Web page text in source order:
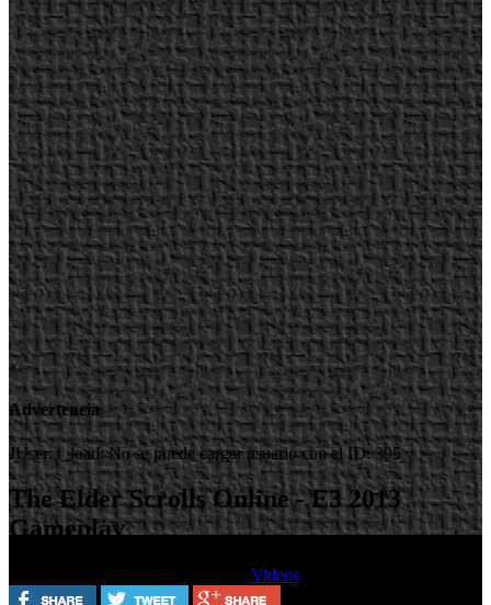
×
Advertencia
JUser: :_load: No se puede cargar usuario con el ID: 395
The Elder Scrolls Online - E3 2013
Gameplay
Videos